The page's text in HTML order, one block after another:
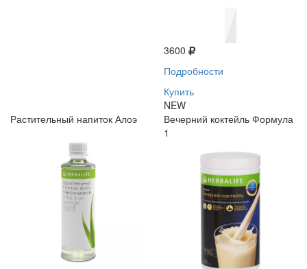
3600
Подробности
Купить
NEW
Растительный напиток Алоэ
Вечерний коктейль Формула
1